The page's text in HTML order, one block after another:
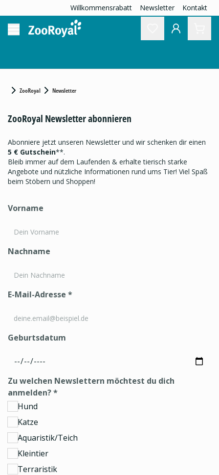
Willkommensrabatt Newsletter Kontakt
ZooRoyal Newsletter
ZooRoyal Newsletter abonnieren
Abonniere jetzt unseren Newsletter und wir schenken dir einen
5 € Gutschein**.
Bleib immer auf dem Laufenden & erhalte tierisch starke
Angebote und nützliche Informationen rund ums Tier! Viel Spaß
beim Stöbern und Shoppen!
Vorname
Nachname
E-Mail-Adresse *
Geburtsdatum
Zu welchen Newslettern möchtest du dich
anmelden?*
Hund
Katze
Aquaristik/Teich
Kleintier
Terraristik